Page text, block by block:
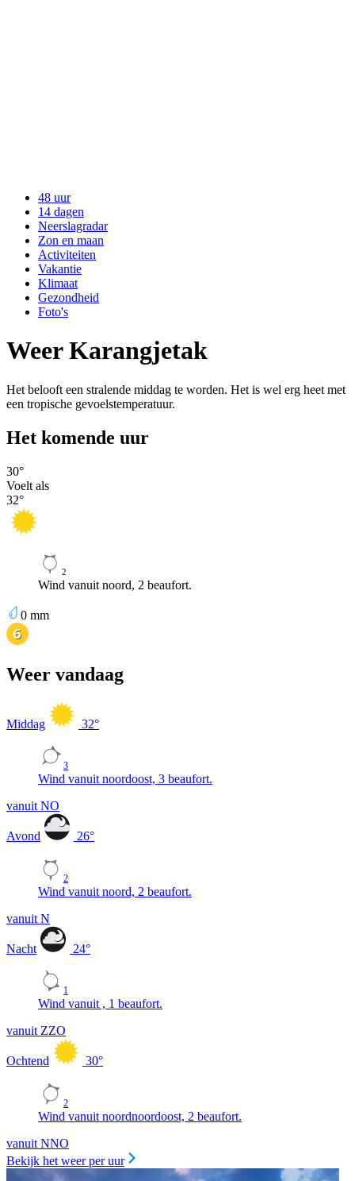
48 uur
14 dagen
Neerslagradar
Zon en maan
Activiteiten
Vakantie
Klimaat
Gezondheid
Foto's
Weer Karangjetak
Het belooft een stralende middag te worden. Het is wel erg heet met
een tropische gevoelstemperatuur.
Het komende uur
30°
Voelt als
32°
2
Wind vanuit noord, 2 beaufort.
0 mm
Weer vandaag
Middag 32°
3
Wind vanuit noordoost, 3 beaufort.
vanuit NO
Avond 26°
2
Wind vanuit noord, 2 beaufort.
vanuit N
Nacht 24°
1
Wind vanuit , 1 beaufort.
vanuit ZZO
Ochtend 30°
2
Wind vanuit noordnoordoost, 2 beaufort.
vanuit NNO
Bekijk het weer per uur